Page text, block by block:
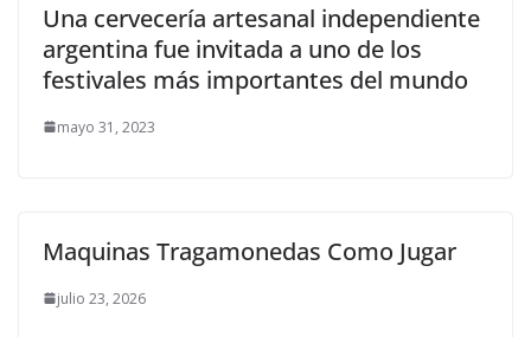
Una cervecería artesanal independiente
argentina fue invitada a uno de los
festivales más importantes del mundo
mayo 31, 2023
Maquinas Tragamonedas Como Jugar
julio 23, 2026